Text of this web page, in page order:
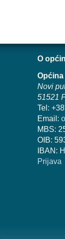
O
Novi
51521
Tel:
Email:
MBS:
OIB:
IBAN:
Prijava